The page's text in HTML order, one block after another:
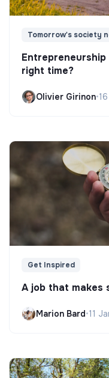
Tomorrow's society
right time?
Olivier Girinon•
Get Inspired
A job that makes
Marion Bard•11